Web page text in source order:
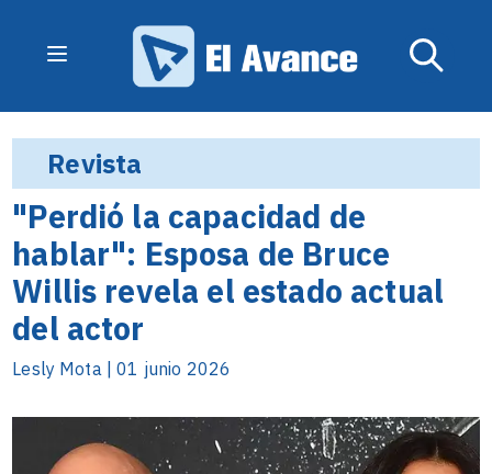
Revista
"Perdió la capacidad de
hablar": Esposa de Bruce
Willis revela el estado actual
del actor
Lesly Mota | 01 junio 2026